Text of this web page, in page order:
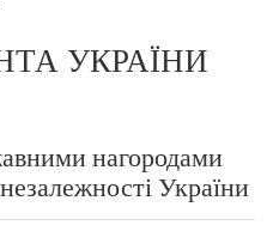
УКРАЇНИ
нагородами
України